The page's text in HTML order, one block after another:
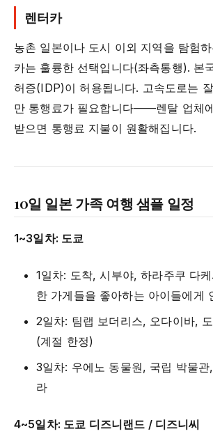
렌터카
농촌 일본이나 도시 이외 지역을 탐험
카는 훌륭한 선택입니다(좌측통행). 본
허증(IDP)이 허용됩니다. 고속도로는
만 통행료가 필요합니다——렌탈 업체
받으면 통행료 지불이 원활해집니다.
10일 일본 가족 여행 샘플 일정
1~3일차: 도쿄
1일차: 도착, 시부야, 하라주쿠 다
한 가게들을 좋아하는 아이들에게
2일차: 팀랩 보더리스, 오다이바,
(계절 한정)
3일차: 우에노 동물원, 국립 박물
라
4~5일차: 도쿄 디즈니랜드 / 디즈니씨